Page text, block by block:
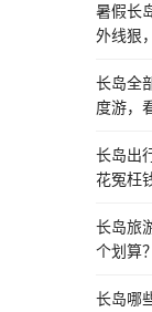
暑假长
外线狠
长岛全
度游，
长岛出
花冤枉
长岛旅
个划算
长岛哪